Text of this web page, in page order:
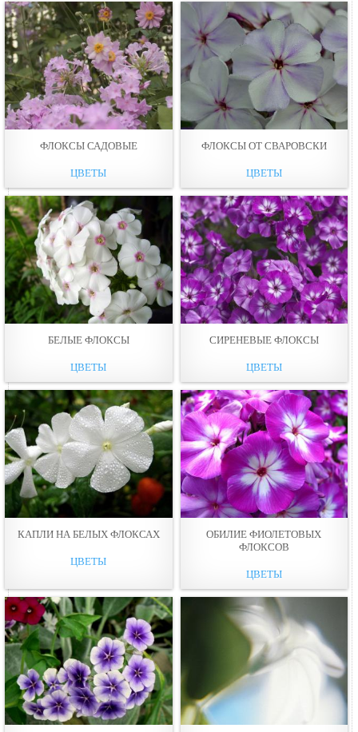
ФЛОКСЫ САДОВЫЕ
ЦВЕТЫ
ФЛОКСЫ ОТ СВАРОВСКИ
ЦВЕТЫ
БЕЛЫЕ ФЛОКСЫ
ЦВЕТЫ
СИРЕНЕВЫЕ ФЛОКСЫ
ЦВЕТЫ
КАПЛИ НА БЕЛЫХ ФЛОКСАХ
ЦВЕТЫ
ОБИЛИЕ ФИОЛЕТОВЫХ
ФЛОКСОВ
ЦВЕТЫ